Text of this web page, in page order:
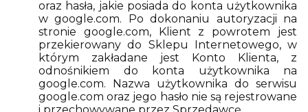
oraz hasła, jakie posiada do konta użytkownika
w google.com. Po dokonaniu autoryzacji na
stronie google.com, Klient z powrotem jest
przekierowany do Sklepu Internetowego, w
którym zakładane jest Konto Klienta, z
odnośnikiem do konta użytkownika na
google.com. Nazwa użytkownika do serwisu
google.com oraz jego hasło nie są rejestrowane